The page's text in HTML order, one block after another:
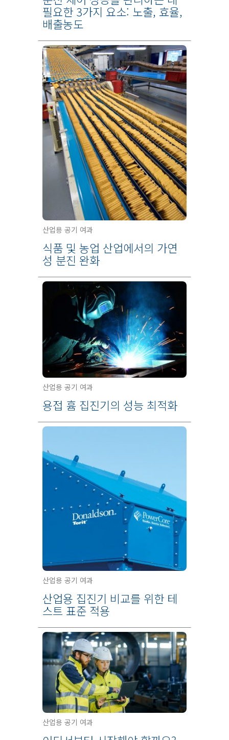
필요한 3가지 요소: 노출, 효율,
배출농도
산업용 공기 여과
식품 및 농업 산업에서의 가연
성 분진 완화
산업용 공기 여과
용접 흄 집진기의 성능 최적화
산업용 공기 여과
산업용 집진기 비교를 위한 테
스트 표준 적용
산업용 공기 여과